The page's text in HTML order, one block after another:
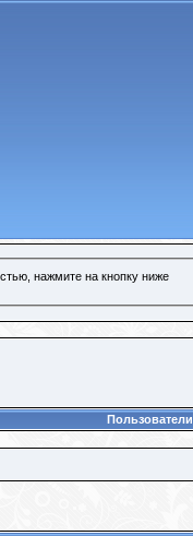
нажмите на кнопку ниже
Пользователи